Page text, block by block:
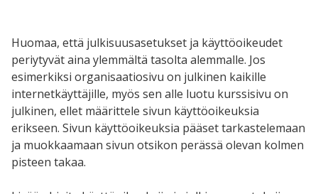
Huomaa, että julkisuusasetukset ja käyttöoikeudet
periytyvät aina ylemmältä tasolta alemmalle. Jos
esimerkiksi organisaatiosivu on julkinen kaikille
internetkäyttäjille, myös sen alle luotu kurssisivu on
julkinen, ellet määrittele sivun käyttöoikeuksia
erikseen. Sivun käyttöoikeuksia pääset tarkastelemaan
ja muokkaamaan sivun otsikon perässä olevan kolmen
pisteen takaa.